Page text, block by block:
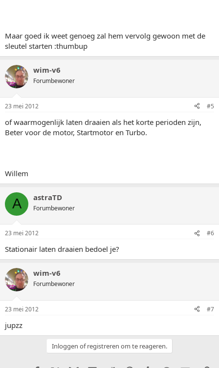
Maar goed ik weet genoeg zal hem vervolg gewoon met de
sleutel starten :thumbup
wim-v6
Forumbewoner
23 mei 2012 #5
of waarmogenlijk laten draaien als het korte perioden zijn,
Beter voor de motor, Startmotor en Turbo.
Willem
A astraTD
Forumbewoner
23 mei 2012 #6
Stationair laten draaien bedoel je?
wim-v6
Forumbewoner
23 mei 2012 #7
jupzz
Inloggen of registreren om te reageren.